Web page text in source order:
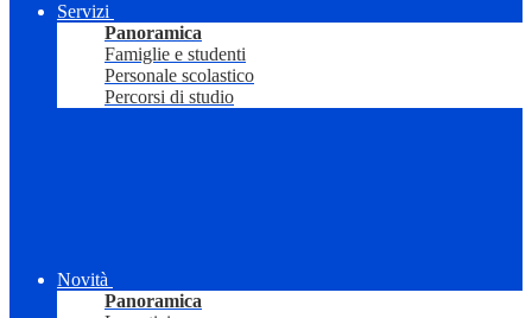
Servizi
Panoramica
Famiglie e studenti
Personale scolastico
Percorsi di studio
Novità
Panoramica